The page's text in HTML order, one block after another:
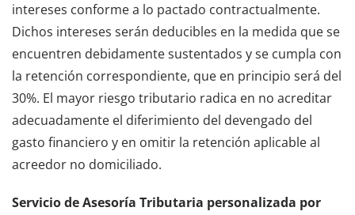
intereses conforme a lo pactado contractualmente.
Dichos intereses serán deducibles en la medida que se
encuentren debidamente sustentados y se cumpla con
la retención correspondiente, que en principio será del
30%. El mayor riesgo tributario radica en no acreditar
adecuadamente el diferimiento del devengado del
gasto financiero y en omitir la retención aplicable al
acreedor no domiciliado.
Servicio de Asesoría Tributaria personalizada por